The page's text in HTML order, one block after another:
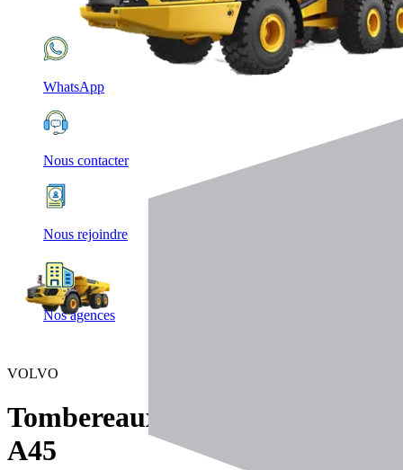
WhatsApp
Nous contacter
Nous rejoindre
Nos agences
VOLVO
Tombereaux
A45